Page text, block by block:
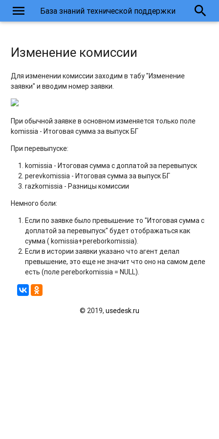
menu База знаний технической поддержки search
Изменение комиссии
​Для изменении комиссии заходим в табу "Изменение
заявки" и вводим номер заявки.
При обычной заявке в основном изменяется только поле
komissia - Итоговая сумма за выпуск БГ
При перевыпуске:
komissia - Итоговая сумма с доплатой за перевыпуск
perevkomissia - Итоговая сумма за выпуск БГ
razkomissia - Разницы комиссии
Немного боли:
Если по заявке было превышение то "Итоговая сумма с
доплатой за перевыпуск" будет отображаться как
сумма ( komissia+pereborkomissia).
Если в истории заявки указано что агент делал
превышение, это еще не значит что оно на самом деле
есть (поле pereborkomissia = NULL).
© 2019, usedesk.ru